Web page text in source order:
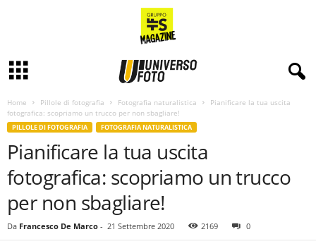
Home Pillole di fotografia Fotografia naturalistica
Pianificare la tua uscita
fotografica: scopriamo un trucco per non sbagliare!
PILLOLE DI FOTOGRAFIA FOTOGRAFIA NATURALISTICA
Pianificare la tua uscita
fotografica: scopriamo un trucco
per non sbagliare!
Da Francesco De Marco - 21 Settembre 2020 2169 0